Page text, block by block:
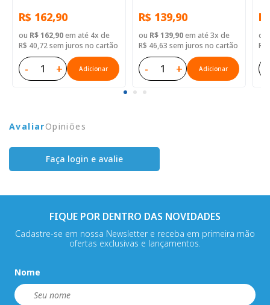
Sintético Floral
R$ 162,90
ou R$ 162,90em até 4x de
R$ 40,72 sem juros no cartão
- + Adicionar
Explicada Smilinguido -
Capa dura ilustrada,
futebol
R$ 139,90
ou R$ 139,90em até 3x de
R$ 46,63 sem juros no cartão
- + Adicionar
ou
R$
AvaliarOpiniões
Faça login e avalie
FIQUE POR DENTRO DAS NOVIDADES
Cadastre-se em nossa Newsletter e receba em primeira mão
ofertas exclusivas e lançamentos.
Nome